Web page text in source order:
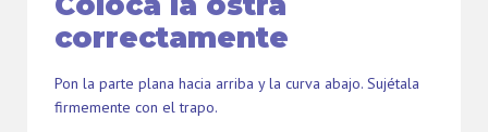
correctamente
Pon la parte plana hacia arriba y la curva abajo. Sujétala
firmemente con el trapo.